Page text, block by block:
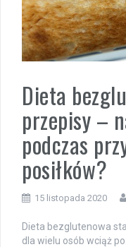
Dieta
przepisy –
podczas
posiłków?
15 listopada 2020
Dieta bezglutenowa
dla wielu osób wciąż